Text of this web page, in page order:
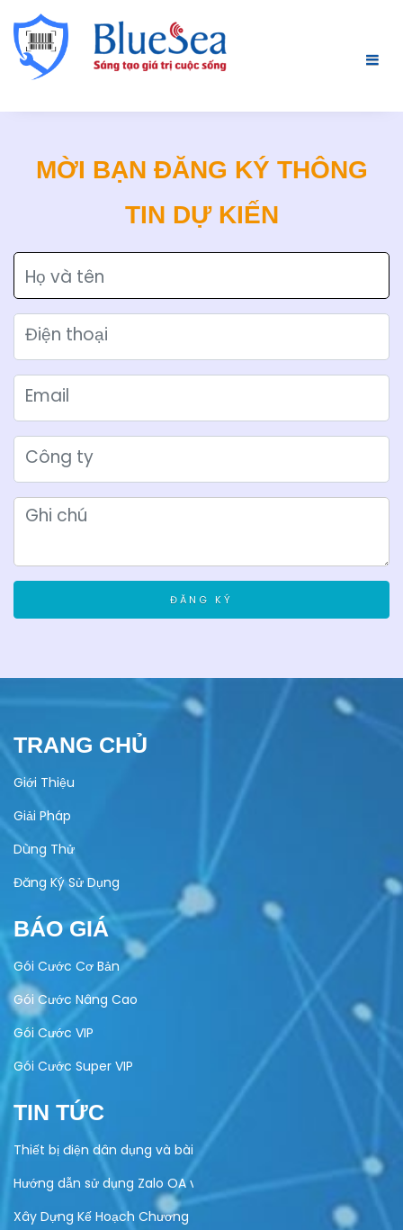
MỜI BẠN ĐĂNG KÝ THÔNG
TIN DỰ KIẾN
ĐĂNG KÝ
TRANG CHỦ
Giới Thiệu
Giải Pháp
Dùng Thử
Đăng Ký Sử Dụng
BÁO GIÁ
Gói Cước Cơ Bản
Gói Cước Nâng Cao
Gói Cước VIP
Gói Cước Super VIP
TIN TỨC
Thiết bị điện dân dụng và bài toán quản lý bảo hành
Hướng dẫn sử dụng Zalo OA vào hoạt động kinh doanh của
Xây Dựng Kế Hoạch Chương Trình Khuyến Mại Trực Tuyến